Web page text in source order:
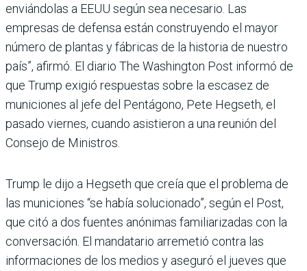
enviándolas a EEUU según sea necesario. Las
empresas de defensa están construyendo el mayor
número de plantas y fábricas de la historia de nuestro
país”, afirmó. El diario The Washington Post informó de
que Trump exigió respuestas sobre la escasez de
municiones al jefe del Pentágono, Pete Hegseth, el
pasado viernes, cuando asistieron a una reunión del
Consejo de Ministros.
Trump le dijo a Hegseth que creía que el problema de
las municiones “se había solucionado”, según el Post,
que citó a dos fuentes anónimas familiarizadas con la
conversación. El mandatario arremetió contra las
informaciones de los medios y aseguró el jueves que